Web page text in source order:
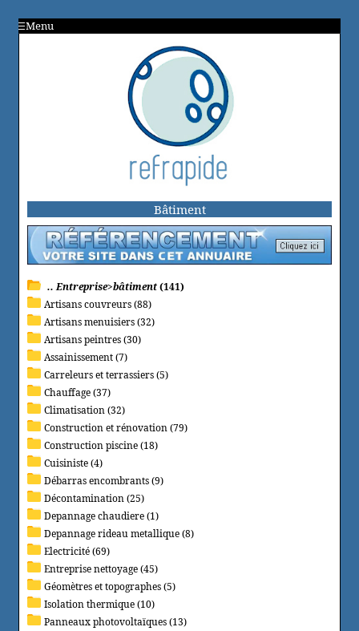
Menu
Bâtiment
.. Entreprise>bâtiment(141)
Artisans couvreurs (88)
Artisans menuisiers (32)
Artisans peintres (30)
Assainissement (7)
Carreleurs et terrassiers (5)
Chauffage (37)
Climatisation (32)
Construction et rénovation (79)
Construction piscine (18)
Cuisiniste (4)
Débarras encombrants (9)
Décontamination (25)
Depannage chaudiere (1)
Depannage rideau metallique (8)
Electricité (69)
Entreprise nettoyage (45)
Géomètres et topographes (5)
Isolation thermique (10)
Panneaux photovoltaïques (13)